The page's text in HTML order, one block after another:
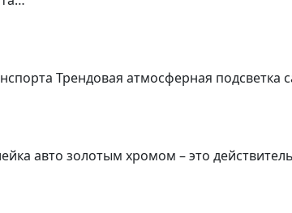
Трендовая атмосферная подсветка
авто золотым хромом – это